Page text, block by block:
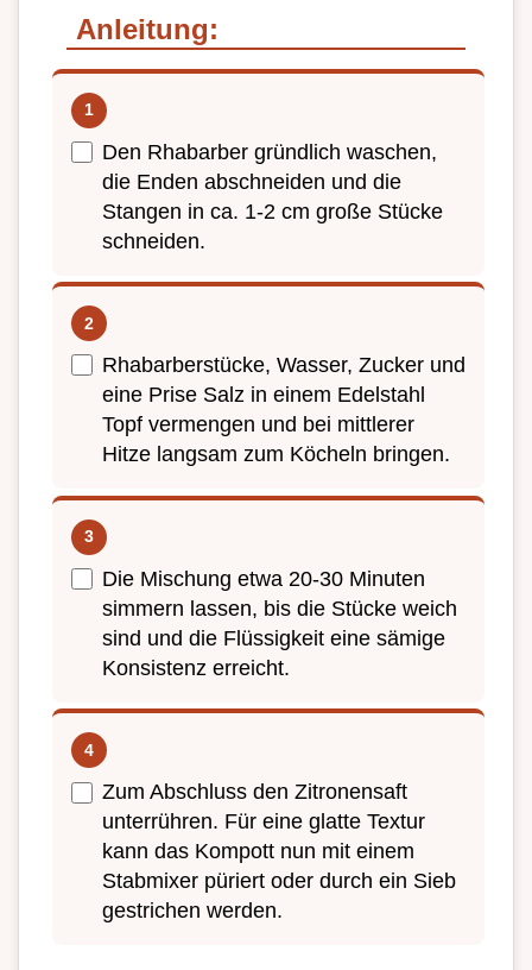
Anleitung:
Den Rhabarber gründlich waschen,
die Enden abschneiden und die
Stangen in ca. 1-2 cm große Stücke
schneiden.
Rhabarberstücke, Wasser, Zucker und
eine Prise Salz in einem Edelstahl
Topf vermengen und bei mittlerer
Hitze langsam zum Köcheln bringen.
Die Mischung etwa 20-30 Minuten
simmern lassen, bis die Stücke weich
sind und die Flüssigkeit eine sämige
Konsistenz erreicht.
Zum Abschluss den Zitronensaft
unterrühren. Für eine glatte Textur
kann das Kompott nun mit einem
Stabmixer püriert oder durch ein Sieb
gestrichen werden.